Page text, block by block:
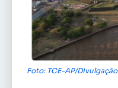
Foto: TCE-AP/Divulgação